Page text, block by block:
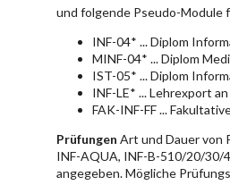
und folgende Pseudo-Module
INF-04* ... Diplom
MINF-04* ... Diplom
IST-05* ... Diplom
INF-LE* ... Lehrexport
FAK-INF-FF ...
Prüfungen Art und Dauer von
INF-AQUA, INF-B-510/20/30/
angegeben. Mögliche